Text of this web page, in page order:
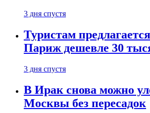
3 дня спустя
Туристам
Париж дешевле 30
3 дня спустя
В Ирак снова можно
Москвы без пересадок